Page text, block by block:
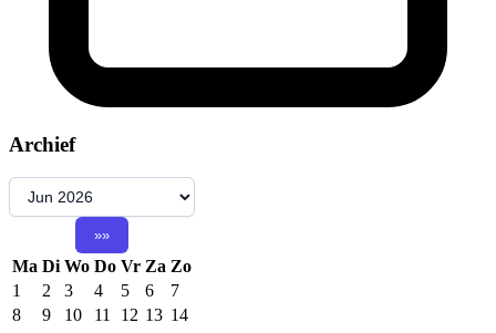
Archief
Ma Di Wo Do Vr Za Zo
1
2 3 4 5 6
7
8
9 10 11 12 13 14